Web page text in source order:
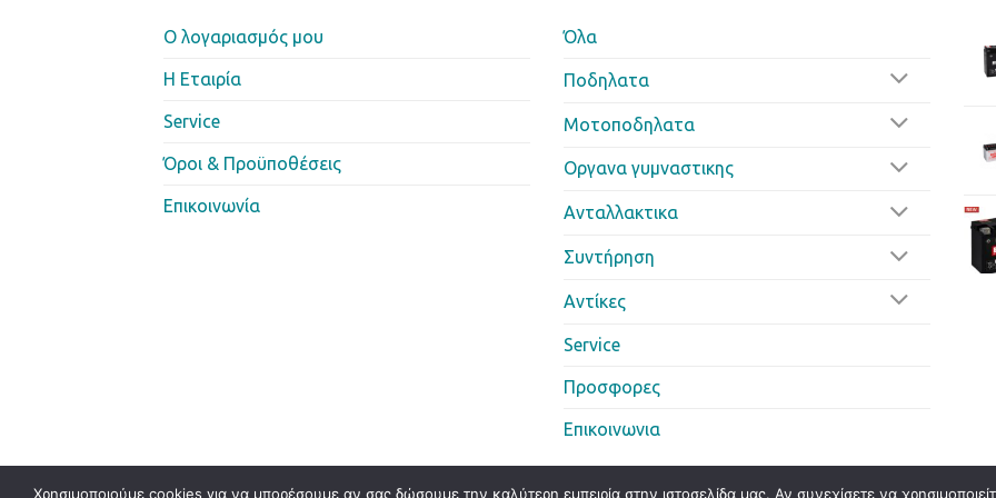
Ο λογαριασμός μου
Η Eταιρία
Service
Όροι & Προϋποθέσεις
Επικοινωνία
Όλα
Ποδηλατα
Μοτοποδηλατα
Οργανα γυμναστικης
Ανταλλακτικα
Συντήρηση
Αντίκες
Service
Προσφορες
Επικοινωνια
Χρησιμοποιούμε cookies για να μπορέσουμε αν σας δώσουμε την καλύτερη εμπειρία στην ιστοσελίδα μας. Αν συνεχίσετε να